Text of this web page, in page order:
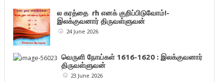
ல கரத்தை rh எனக் குறிப்பிடுவோம்!-
இலக்குவனார் திருவள்ளுவன்
24 June 2026
வெருளி நோய்கள் 1616-1620 : இலக்குவனார்
திருவள்ளுவன்
23 June 2026